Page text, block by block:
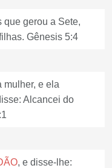
que gerou a Sete,
Gênesis 5:4
mulher, e ela
Alcancei do
, e disse-lhe: